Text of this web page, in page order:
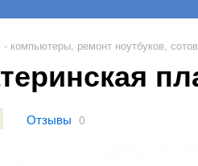
- компьютеры, ремонт ноутбуков,
Отзывы 0